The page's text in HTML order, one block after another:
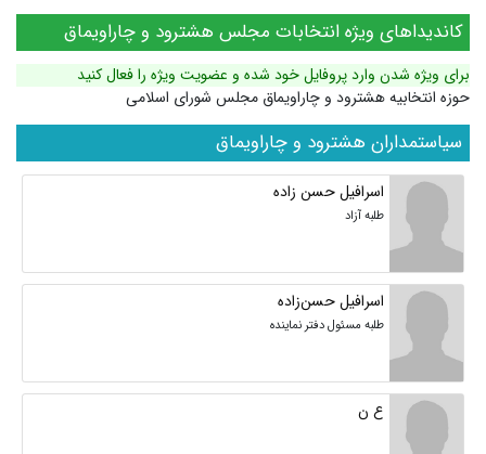
کاندیداهای ویژه انتخابات مجلس هشترود و چاراویماق
برای ویژه شدن وارد پروفایل خود شده و عضویت ویژه را فعال کنید
حوزه انتخابیه هشترود و چاراویماق مجلس شورای اسلامی
سیاستمداران هشترود و چاراویماق
اسرافیل حسن زاده
طلبه آزاد
اسرافیل حسن‌زاده
طلبه مسئول دفتر نماینده
ع ن